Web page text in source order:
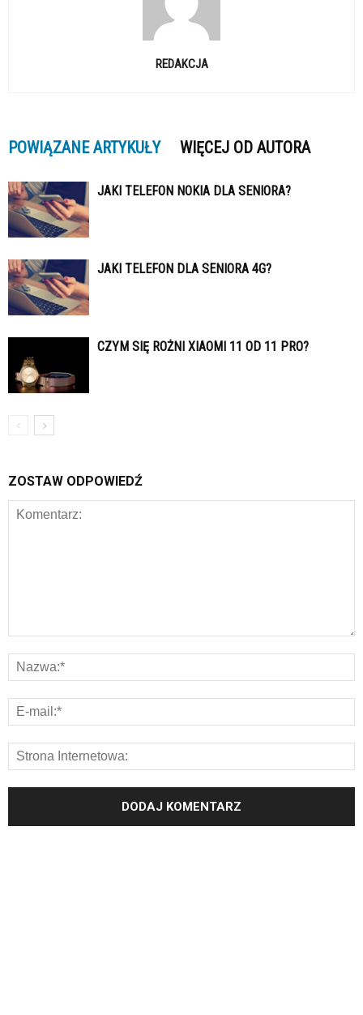
REDAKCJA
POWIĄZANE ARTYKUŁY WIĘCEJ OD AUTORA
JAKI TELEFON NOKIA DLA SENIORA?
JAKI TELEFON DLA SENIORA 4G?
CZYM SIĘ ROŻNI XIAOMI 11 OD 11 PRO?
ZOSTAW ODPOWIEDŹ